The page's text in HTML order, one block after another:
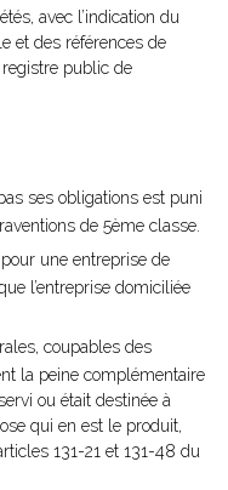
avec l’indication du
et des références de
public de
ses obligations est puni
de 5ème classe.
une entreprise de
l’entreprise domiciliée
coupables des
la peine complémentaire
ou était destinée à
qui en est le produit,
131-21 et 131-48 du